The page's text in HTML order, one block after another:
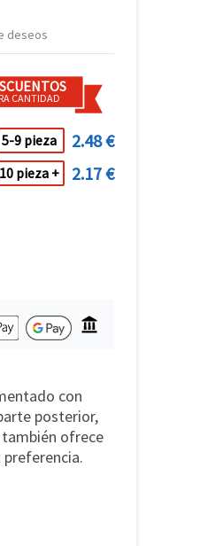
deseos
CANTIDAD
5-9 pieza
2.48 €
10 pieza + 2.17 €
con
posterior,
ofrece